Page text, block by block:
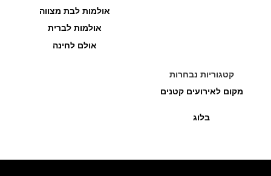
אולמות לבת מצווה
אולמות לברית
אולם לחינה
קטגוריות נבחרות
מקום לאירועים קטנים
בלוג